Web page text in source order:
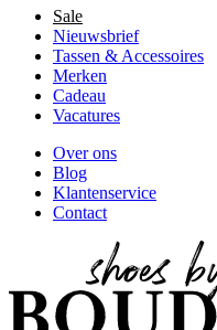
Sale
Nieuwsbrief
Tassen & Accessoires
Merken
Cadeau
Vacatures
Over ons
Blog
Klantenservice
Contact